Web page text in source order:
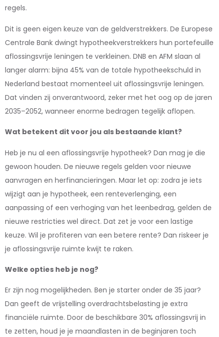
regels.
Dit is geen eigen keuze van de geldverstrekkers. De Europese
Centrale Bank dwingt hypotheekverstrekkers hun portefeuille
aflossingsvrije leningen te verkleinen. DNB en AFM slaan al
langer alarm: bijna 45% van de totale hypotheekschuld in
Nederland bestaat momenteel uit aflossingsvrije leningen.
Dat vinden zij onverantwoord, zeker met het oog op de jaren
2035–2052, wanneer enorme bedragen tegelijk aflopen.
Wat betekent dit voor jou als bestaande klant?
Heb je nu al een aflossingsvrije hypotheek? Dan mag je die
gewoon houden. De nieuwe regels gelden voor nieuwe
aanvragen en herfinancieringen. Maar let op: zodra je iets
wijzigt aan je hypotheek, een renteverlenging, een
aanpassing of een verhoging van het leenbedrag, gelden de
nieuwe restricties wel direct. Dat zet je voor een lastige
keuze. Wil je profiteren van een betere rente? Dan riskeer je
je aflossingsvrije ruimte kwijt te raken.
Welke opties heb je nog?
Er zijn nog mogelijkheden. Ben je starter onder de 35 jaar?
Dan geeft de vrijstelling overdrachtsbelasting je extra
financiële ruimte. Door de beschikbare 30% aflossingsvrij in
te zetten, houd je je maandlasten in de beginjaren toch